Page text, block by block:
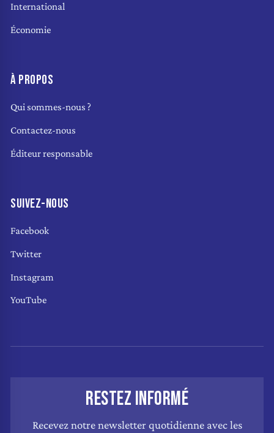
International
Économie
À PROPOS
Qui sommes-nous ?
Contactez-nous
Éditeur responsable
SUIVEZ-NOUS
Facebook
Twitter
Instagram
YouTube
RESTEZ INFORMÉ
Recevez notre newsletter quotidienne avec les